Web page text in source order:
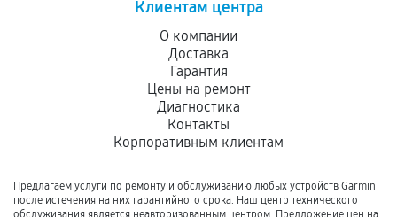
Клиентам центра
О компании
Доставка
Гарантия
Цены на ремонт
Диагностика
Контакты
Корпоративным клиентам
Предлагаем услуги по ремонту и обслуживанию любых устройств Garmin
после истечения на них гарантийного срока. Наш центр технического
обслуживания является неавторизованным центром. Предложение цен на